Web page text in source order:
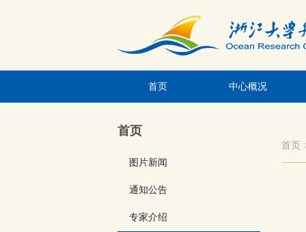
首页 中心概况
首页
图片新闻
通知公告
专家介绍
首页